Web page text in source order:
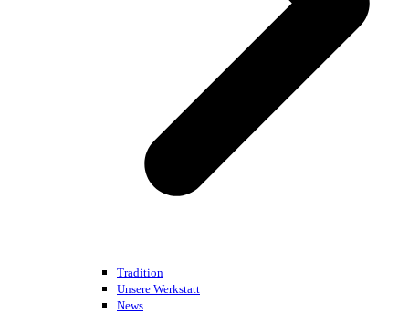
Tradition
Unsere Werkstatt
News